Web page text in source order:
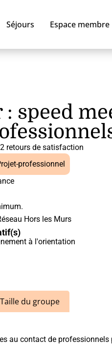
Séjours Espace membre
speed
retours de satisfaction
professionnel
Hors les Murs
à l'orientation
Taille du groupe
au contact de professionnels